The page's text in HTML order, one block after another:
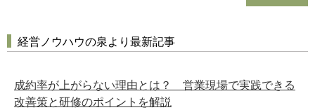
経営ノウハウの泉より最新記事
成約率が上がらない理由とは？ 営業現場で実践できる
改善策と研修のポイントを解説